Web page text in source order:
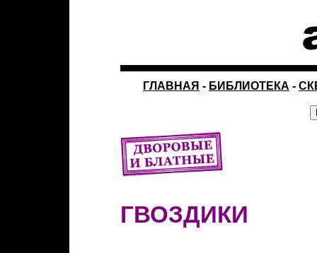
ГЛАВНАЯ - БИБЛИОТЕКА -
ГВОЗДИКИ